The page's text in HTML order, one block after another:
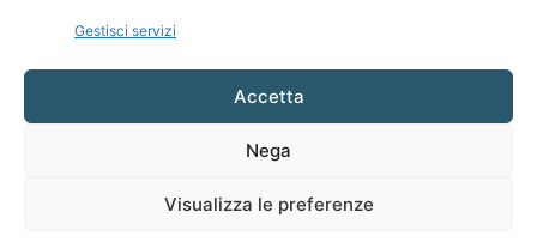
Gestisci servizi
Accetta
Nega
Visualizza le preferenze